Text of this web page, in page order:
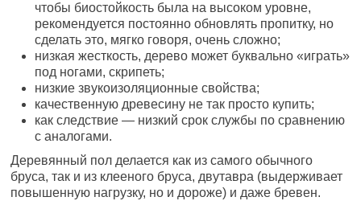
чтобы биостойкость была на высоком уровне,
рекомендуется постоянно обновлять пропитку, но
сделать это, мягко говоря, очень сложно;
низкая жесткость, дерево может буквально «играть»
под ногами, скрипеть;
низкие звукоизоляционные свойства;
качественную древесину не так просто купить;
как следствие — низкий срок службы по сравнению
с аналогами.
Деревянный пол делается как из самого обычного
бруса, так и из клееного бруса, двутавра (выдерживает
повышенную нагрузку, но и дороже) и даже бревен.